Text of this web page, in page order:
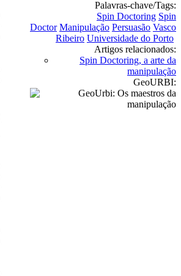
Palavras-chave/Tags:
Spin Doctoring Spin
Doctor Manipulação Persuasão Vasco
Ribeiro Universidade do Porto
Artigos relacionados:
Spin Doctoring, a arte da
manipulação
GeoURBI: